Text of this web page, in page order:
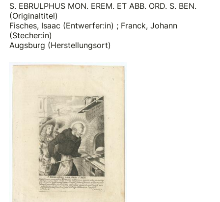
S. EBRULPHUS MON. EREM. ET ABB. ORD. S. BEN.
(Originaltitel)
Fisches, Isaac (Entwerfer:in) ; Franck, Johann
(Stecher:in)
Augsburg (Herstellungsort)